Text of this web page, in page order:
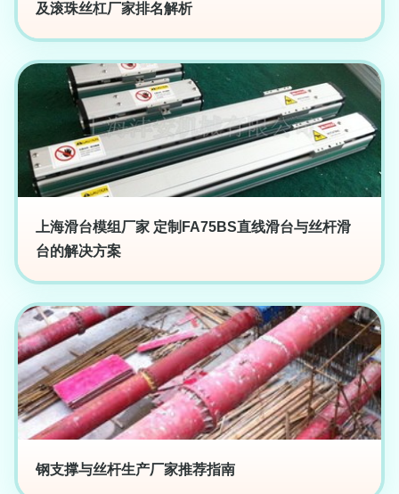
及滚珠丝杠厂家排名解析
上海滑台模组厂家 定制FA75BS直线滑台与丝杆滑
台的解决方案
钢支撑与丝杆生产厂家推荐指南